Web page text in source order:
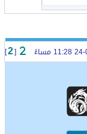
[
2
]